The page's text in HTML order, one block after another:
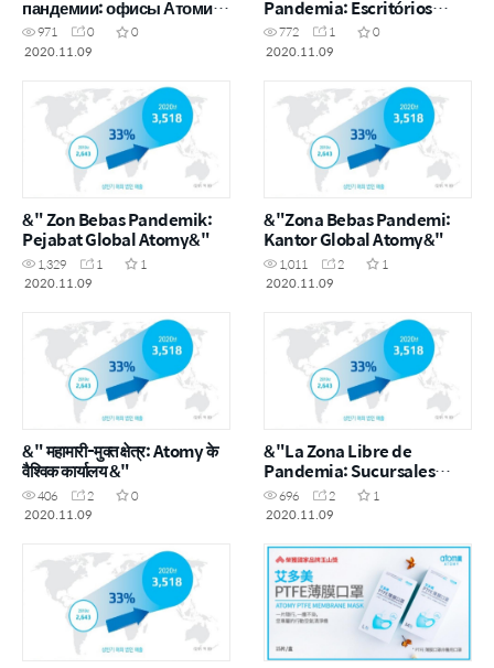
пандемии: офисы Атоми
по всему миру&"
971 0
0
2020.11.09
Pandemia: Escritórios
Globais da Atomy”
772 1
0
2020.11.09
&" Zon Bebas Pandemik:
Pejabat Global Atomy&"
1,329 1
1
2020.11.09
&"Zona Bebas Pandemi:
Kantor Global Atomy&"
1,011 2
1
2020.11.09
&" महामारी-मुक्त क्षेत्र: Atomy के
वैश्विक कार्यालय &"
406 2
0
2020.11.09
&"La Zona Libre de
Pandemia: Sucursales
Globales de Atomy&"
696 2
1
2020.11.09